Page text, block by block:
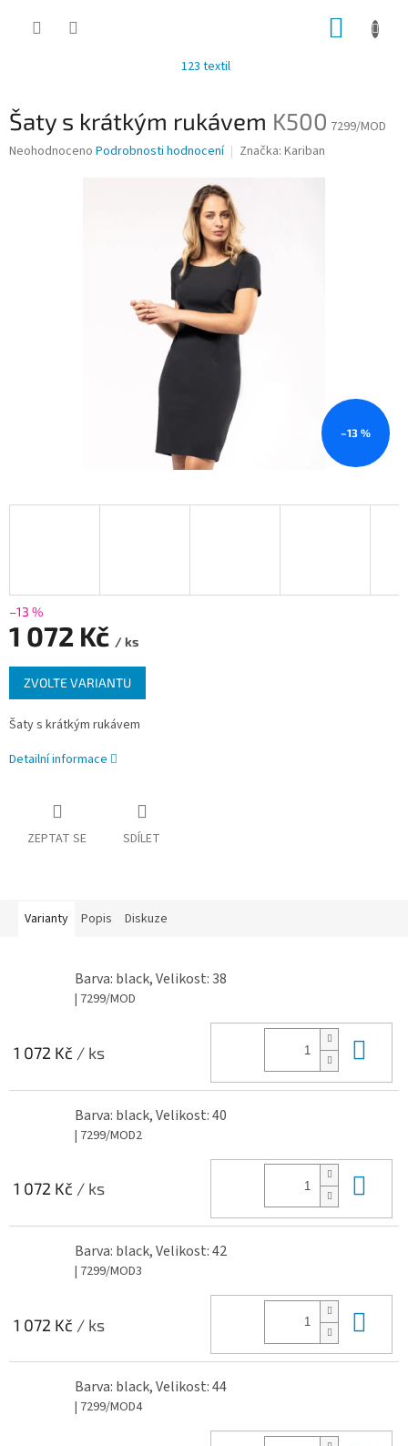
123 textil
Šaty s krátkým rukávem K500 7299/MOD
Průměrné
Neohodnoceno Podrobnosti hodnocení Značka: Kariban
–13 %
–13 %
1 072 Kč / ks
Měrná
cena:
ZVOLTE VARIANTU
Šaty s krátkým rukávem
Detailní informace
ZEPTAT SE SDÍLET
Varianty Popis Diskuze
Barva: black, Velikost: 38
| 7299/MOD
1 072 Kč / ks
Barva: black, Velikost: 40
| 7299/MOD2
1 072 Kč / ks
Barva: black, Velikost: 42
| 7299/MOD3
1 072 Kč / ks
Barva: black, Velikost: 44
| 7299/MOD4